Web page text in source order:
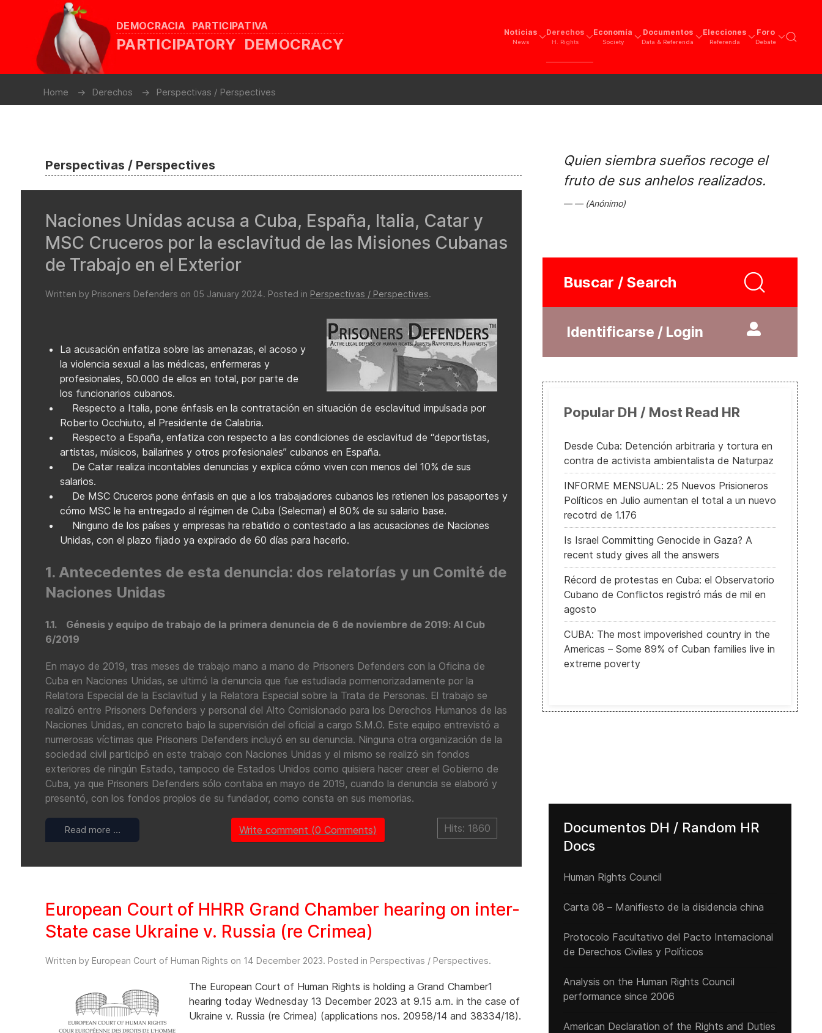
DEMOCRACIA PARTICIPATIVA
PARTICIPATORY DEMOCRACY
Noticias
News
Derechos
H. Rights
Economía
Society
Documentos
Data & Referenda
Elecciones
Referenda
Foro
Debate
Home Derechos Perspectivas / Perspectives
Perspectivas / Perspectives
Naciones Unidas acusa a Cuba, España, Italia, Catar y
MSC Cruceros por la esclavitud de las Misiones Cubanas
de Trabajo en el Exterior
Written by Prisoners Defenders on 05 January 2024. Posted in Perspectivas / Perspectives.
La acusación enfatiza sobre las amenazas, el acoso y
la violencia sexual a las médicas, enfermeras y
profesionales, 50.000 de ellos en total, por parte de
los funcionarios cubanos.
Respecto a Italia, pone énfasis en la contratación en situación de esclavitud impulsada por
Roberto Occhiuto, el Presidente de Calabria.
Respecto a España, enfatiza con respecto a las condiciones de esclavitud de “deportistas,
artistas, músicos, bailarines y otros profesionales” cubanos en España.
De Catar realiza incontables denuncias y explica cómo viven con menos del 10% de sus
salarios.
De MSC Cruceros pone énfasis en que a los trabajadores cubanos les retienen los pasaportes y
cómo MSC le ha entregado al régimen de Cuba (Selecmar) el 80% de su salario base.
Ninguno de los países y empresas ha rebatido o contestado a las acusaciones de Naciones
Unidas, con el plazo fijado ya expirado de 60 días para hacerlo.
1. Antecedentes de esta denuncia: dos relatorías y un Comité de
Naciones Unidas
1.1. Génesis y equipo de trabajo de la primera denuncia de 6 de noviembre de 2019: Al Cub
6/2019
En mayo de 2019, tras meses de trabajo mano a mano de Prisoners Defenders con la Oficina de
Cuba en Naciones Unidas, se ultimó la denuncia que fue estudiada pormenorizadamente por la
Relatora Especial de la Esclavitud y la Relatora Especial sobre la Trata de Personas. El trabajo se
realizó entre Prisoners Defenders y personal del Alto Comisionado para los Derechos Humanos de las
Naciones Unidas, en concreto bajo la supervisión del oficial a cargo S.M.O. Este equipo entrevistó a
numerosas víctimas que Prisoners Defenders incluyó en su denuncia. Ninguna otra organización de la
sociedad civil participó en este trabajo con Naciones Unidas y el mismo se realizó sin fondos
exteriores de ningún Estado, tampoco de Estados Unidos como quisiera hacer creer el Gobierno de
Cuba, ya que Prisoners Defenders sólo contaba en mayo de 2019, cuando la denuncia se elaboró y
presentó, con los fondos propios de su fundador, como consta en sus memorias.
Read more … Hits: 1860
Write comment (0 Comments)
European Court of HHRR Grand Chamber hearing on inter-
State case Ukraine v. Russia (re Crimea)
Written by European Court of Human Rights on 14 December 2023. Posted in Perspectivas / Perspectives.
The European Court of Human Rights is holding a Grand Chamber1
hearing today Wednesday 13 December 2023 at 9.15 a.m. in the case of
Ukraine v. Russia (re Crimea) (applications nos. 20958/14 and 38334/18).
Quien siembra sueños recoge el
fruto de sus anhelos realizados.
(Anónimo)
Buscar / Search
Identificarse / Login
Popular DH / Most Read HR
Desde Cuba: Detención arbitraria y tortura en
contra de activista ambientalista de Naturpaz
INFORME MENSUAL: 25 Nuevos Prisioneros
Políticos en Julio aumentan el total a un nuevo
recotrd de 1.176
Is Israel Committing Genocide in Gaza? A
recent study gives all the answers
Récord de protestas en Cuba: el Observatorio
Cubano de Conflictos registró más de mil en
agosto
CUBA: The most impoverished country in the
Americas – Some 89% of Cuban families live in
extreme poverty
Documentos DH / Random HR
Docs
Human Rights Council
Carta 08 – Manifiesto de la disidencia china
Protocolo Facultativo del Pacto Internacional
de Derechos Civiles y Políticos
Analysis on the Human Rights Council
performance since 2006
American Declaration of the Rights and Duties